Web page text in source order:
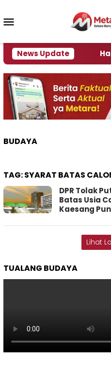
konten
News Update
Krisi Air
BUDAYA
TAG:SYARAT BATAS
DPR Tolak
Batas Usia
Kaesang
Lihat
TUALANG BUDAYA